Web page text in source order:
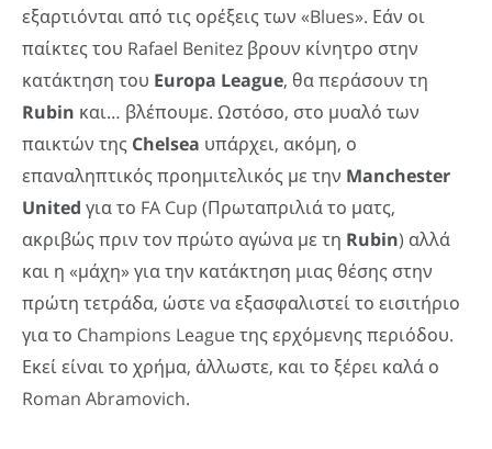
εξαρτιόνται από τις ορέξεις των «Blues». Εάν οι
παίκτες του Rafael Benitez βρουν κίνητρο στην
κατάκτηση του Europa League, θα περάσουν τη
Rubin και… βλέπουμε. Ωστόσο, στο μυαλό των
παικτών της Chelsea υπάρχει, ακόμη, ο
επαναληπτικός προημιτελικός με την Manchester
United για το FA Cup (Πρωταπριλιά το ματς,
ακριβώς πριν τον πρώτο αγώνα με τη Rubin) αλλά
και η «μάχη» για την κατάκτηση μιας θέσης στην
πρώτη τετράδα, ώστε να εξασφαλιστεί το εισιτήριο
για το Champions League της ερχόμενης περιόδου.
Εκεί είναι το χρήμα, άλλωστε, και το ξέρει καλά ο
Roman Abramovich.